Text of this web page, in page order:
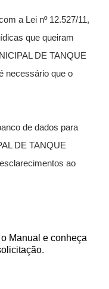
a Lei nº 12.527/11,
que queiram
DE TANQUE
necessário que o
de dados para
DE TANQUE
ao
Manual e conheça